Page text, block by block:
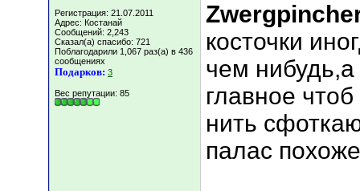
Регистрация: 21.07.2011
Адрес: Костанай
Сообщений: 2,243
Сказал(а) спасибо: 721
Поблагодарили 1,067 раз(а) в 436
сообщениях
Подарков: 3
Вес репутации: 85
косточки
чем
главное
нить
палас похоже